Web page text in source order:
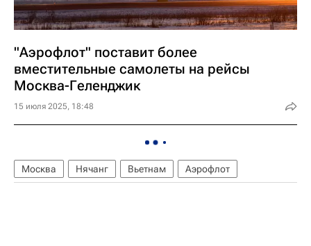
"Аэрофлот" поставит более
вместительные самолеты на рейсы
Москва-Геленджик
15 июля 2025, 18:48
Москва Нячанг Вьетнам Аэрофлот